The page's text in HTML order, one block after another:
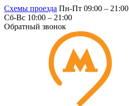
Схемы проезда Пн-Пт 09:00 – 21:00
Сб-Вс 10:00 – 21:00
Обратный звонок